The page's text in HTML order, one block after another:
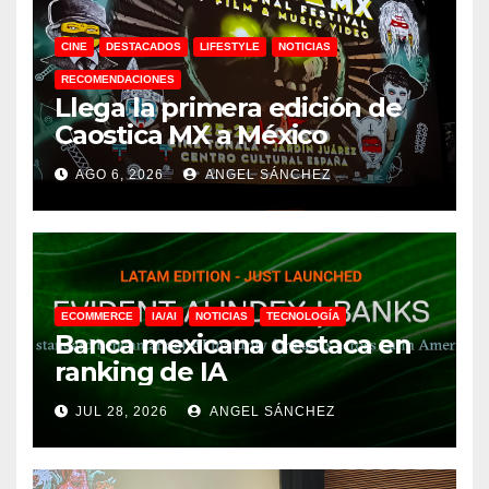
CINE DESTACADOS LIFESTYLE NOTICIAS
RECOMENDACIONES
Llega la primera edición de
Caostica MX a México
AGO 6, 2026 ANGEL SÁNCHEZ
ECOMMERCE IA/AI NOTICIAS TECNOLOGÍA
Banca mexicana destaca en
ranking de IA
JUL 28, 2026 ANGEL SÁNCHEZ